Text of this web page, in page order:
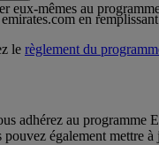
en
le règlement du
eux-mêmes au
adhérez au
pouvez également mettre